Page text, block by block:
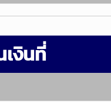
เงินที่